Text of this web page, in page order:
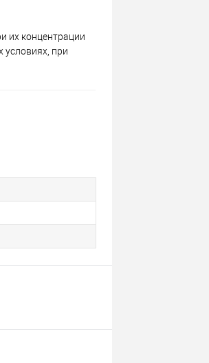
их концентрации
условиях, при